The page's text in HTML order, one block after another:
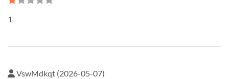
1
VswMdkqt (2026-05-07)